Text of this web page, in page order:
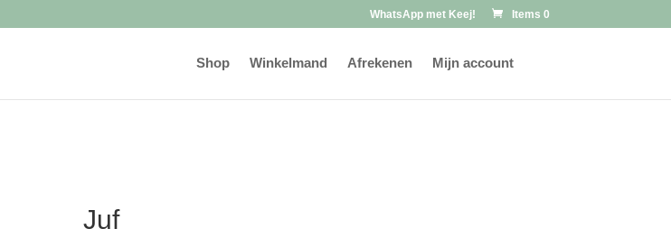
WhatsApp met Keej! Items 0
Shop Winkelmand Afrekenen Mijn account
Juf